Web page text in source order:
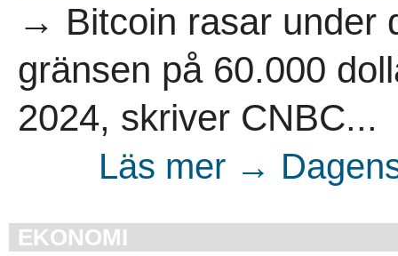
→ Bitcoin rasar under
gränsen på 60.000
2024, skriver CNBC...
Läs mer →
EKONOMI